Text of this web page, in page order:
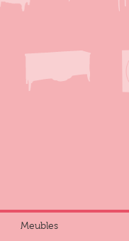
Meubles